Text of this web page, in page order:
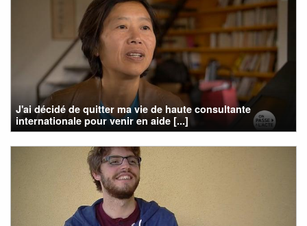
J'ai décidé de quitter ma vie de haute consultante
internationale pour venir en aide [...]